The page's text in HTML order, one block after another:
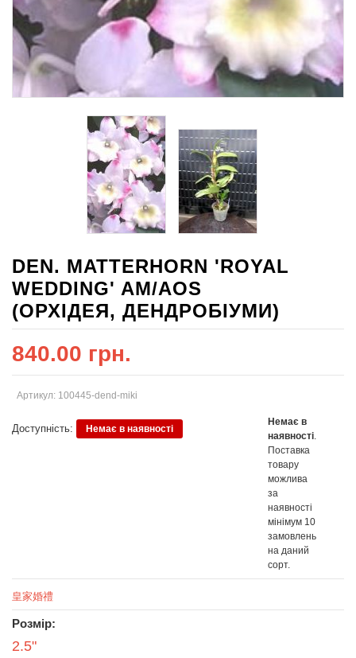
DEN. MATTERHORN 'ROYAL
WEDDING' AM/AOS
(ОРХІДЕЯ, ДЕНДРОБІУМИ)
840.00 грн.
Артикул: 100445-dend-miki
Доступність: Немає в наявності
Немає в
наявності
Поставка
товару
можлива
за
наявності
мінімум 10
замовлень
на даний
сорт.
皇家婚禮
Розмір:
2.5"